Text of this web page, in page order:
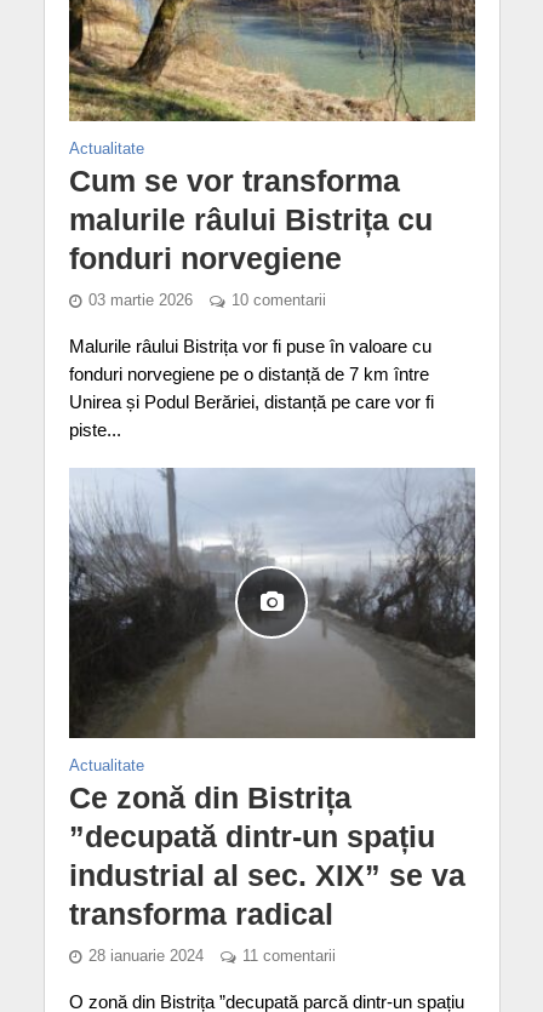
Actualitate
Cum se vor transforma
malurile râului Bistrița cu
fonduri norvegiene
03 martie 2026 10 comentarii
Malurile râului Bistrița vor fi puse în valoare cu
fonduri norvegiene pe o distanță de 7 km între
Unirea și Podul Berăriei, distanță pe care vor fi
piste...
Actualitate
Ce zonă din Bistrița
”decupată dintr-un spațiu
industrial al sec. XIX” se va
transforma radical
28 ianuarie 2024 11 comentarii
O zonă din Bistrița ”decupată parcă dintr-un spațiu